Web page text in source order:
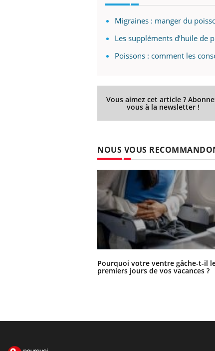
Migraines : manger du
Les suppléments d’huile de
Poissons : comment les
Vous aimez cet article ?
vous à la newsletter !
NOUS VOUS
Pourquoi votre ventre gâche-t-il
premiers jours de vos vacances ?